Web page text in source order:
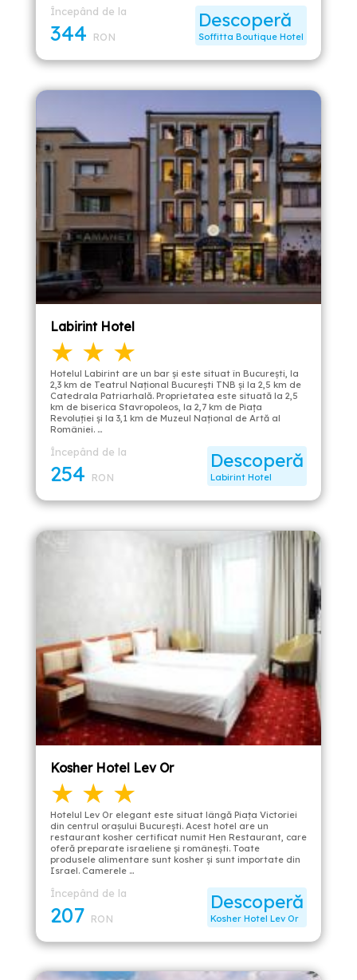
Descoperă
Soffitta Boutique Hotel
Începând de la
344 RON
Labirint Hotel
★ ★ ★
Hotelul Labirint are un bar și este situat în București, la
2,3 km de Teatrul Național București TNB și la 2,5 km de
Catedrala Patriarhală. Proprietatea este situată la 2,5
km de biserica Stavropoleos, la 2,7 km de Piața
Revoluției și la 3,1 km de Muzeul Național de Artă al
României. …
Descoperă
Labirint Hotel
Începând de la
254 RON
Kosher Hotel Lev Or
★ ★ ★
Hotelul Lev Or elegant este situat lângă Piața Victoriei
din centrul orașului București. Acest hotel are un
restaurant kosher certificat numit Hen Restaurant, care
oferă preparate israeliene și românești. Toate
produsele alimentare sunt kosher și sunt importate din
Israel. Camerele …
Descoperă
Kosher Hotel Lev Or
Începând de la
207 RON